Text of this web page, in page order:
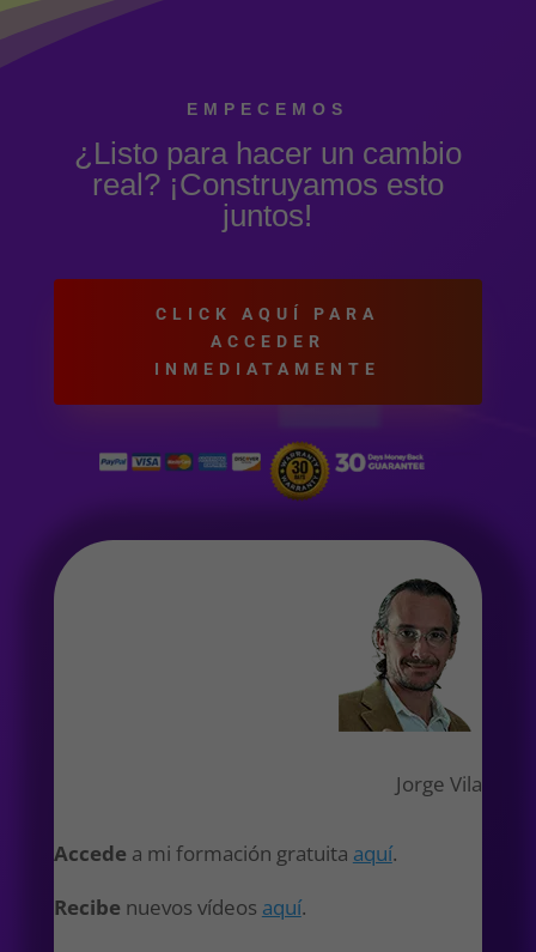
EMPECEMOS
¿Listo para hacer un cambio
real? ¡Construyamos esto
juntos!
CLICK AQUÍ PARA
ACCEDER
INMEDIATAMENTE
Jorge Vila
Accede a mi formación gratuita aquí.
Recibe nuevos vídeos aquí.